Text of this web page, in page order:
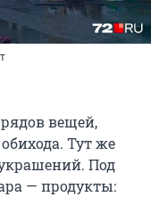
вещей,
Тут же
Под
— продукты: